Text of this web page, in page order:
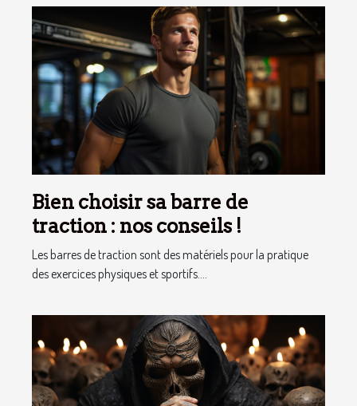
Bien choisir sa barre de
traction : nos conseils !
Les barres de traction sont des matériels pour la pratique
des exercices physiques et sportifs....